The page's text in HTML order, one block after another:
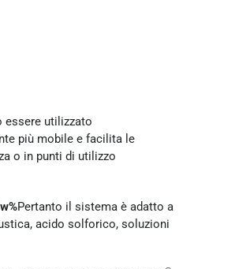
essere utilizzato
più mobile e facilita le
o in punti di utilizzo
Pertanto il sistema è adatto a
acido solforico, soluzioni